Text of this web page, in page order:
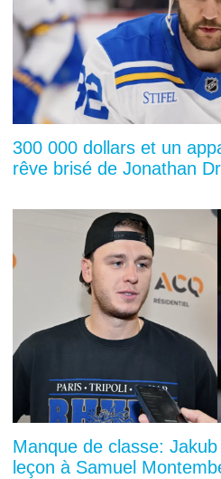
300 000 dollars et un
rêve brisé de Jonathan
Manque de classe:
leçon à Samuel